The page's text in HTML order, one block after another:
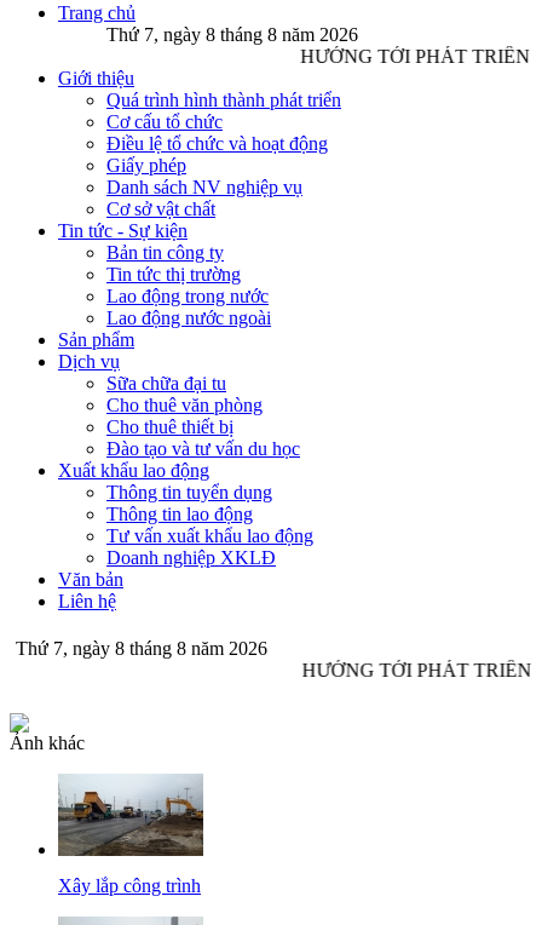
Trang chủ
Thứ 7, ngày 8 tháng 8 năm 2026
HƯỚNG TỚI PHÁT TRIỂN
Giới thiệu
Quá trình hình thành phát triển
Cơ cấu tổ chức
Điều lệ tổ chức và hoạt động
Giấy phép
Danh sách NV nghiệp vụ
Cơ sở vật chất
Tin tức - Sự kiện
Bản tin công ty
Tin tức thị trường
Lao động trong nước
Lao động nước ngoài
Sản phẩm
Dịch vụ
Sữa chữa đại tu
Cho thuê văn phòng
Cho thuê thiết bị
Đào tạo và tư vấn du học
Xuất khẩu lao động
Thông tin tuyển dụng
Thông tin lao động
Tư vấn xuất khẩu lao động
Doanh nghiệp XKLĐ
Văn bản
Liên hệ
Thứ 7, ngày 8 tháng 8 năm 2026
HƯỚNG TỚI PHÁT TRIỂN
Ảnh khác
Xây lắp công trình